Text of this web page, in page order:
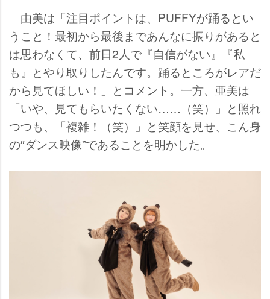
由美は「注目ポイントは、PUFFYが踊るとい
うこと！最初から最後まであんなに振りがあると
は思わなくて、前日2人で『自信がない』『私
も』とやり取りしたんです。踊るところがレアだ
から見てほしい！」とコメント。一方、亜美は
「いや、見てもらいたくない……（笑）」と照れ
つつも、「複雑！（笑）」と笑顔を見せ、こん身
の″ダンス映像”であることを明かした。